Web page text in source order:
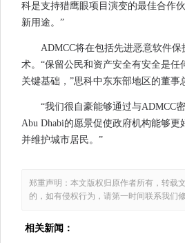
科是支持猎鹰眼项目演变的最佳合作
新用途。”
ADMCC将在包括先进恶意软件
术。“保留公民和资产安全有安全是任
关键基础，”思科中东东部地区的董事
“我们很自豪能够通过与ADMCC
Abu Dhabi的愿景促使政府机构能够
并维护城市居民。”
郑重声明：本文版权归原作者所有，转载
的，如有侵权行为，请第一时间联系我们
相关新闻：